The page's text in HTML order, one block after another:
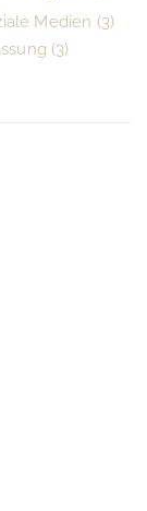
Medien (3)
(3)